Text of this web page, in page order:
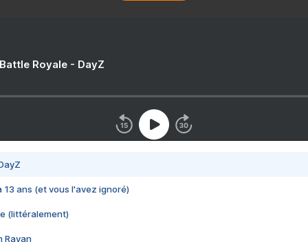
Royale - DayZ
13 ans (et vous l'avez ignoré)
(littéralement)
Rayan